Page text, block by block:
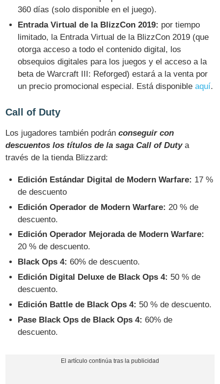
360 días (solo disponible en el juego).
Entrada Virtual de la BlizzCon 2019: por tiempo
limitado, la Entrada Virtual de la BlizzCon 2019 (que
otorga acceso a todo el contenido digital, los
obsequios digitales para los juegos y el acceso a la
beta de Warcraft III: Reforged) estará a la venta por
un precio promocional especial. Está disponibleaquí.
Call of Duty
Los jugadores también podránconseguir con
descuentos los títulos de la saga Call of Dutya
través de la tienda Blizzard:
Edición Estándar Digital de Modern Warfare: 17 %
de descuento
Edición Operador de Modern Warfare: 20 % de
descuento.
Edición Operador Mejorada de Modern Warfare:
20 % de descuento.
Black Ops 4: 60% de descuento.
Edición Digital Deluxe de Black Ops 4: 50 % de
descuento.
Edición Battle de Black Ops 4: 50 % de descuento.
Pase Black Ops de Black Ops 4: 60% de
descuento.